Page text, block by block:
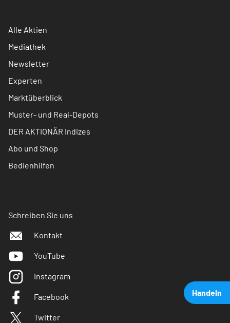
Handeln
Alle Aktien
Mediathek
Newsletter
Experten
Marktüberblick
Muster- und Real-Depots
DER AKTIONÄR Indizes
Abo und Shop
Bedienhilfen
Schreiben Sie uns
Kontakt
YouTube
Instagram
Facebook
Twitter